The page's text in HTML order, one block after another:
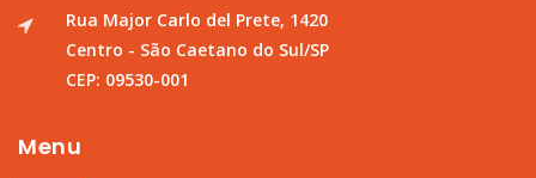
Rua Major Carlo del Prete, 1420
Centro - São Caetano do Sul/SP
CEP: 09530-001
Menu